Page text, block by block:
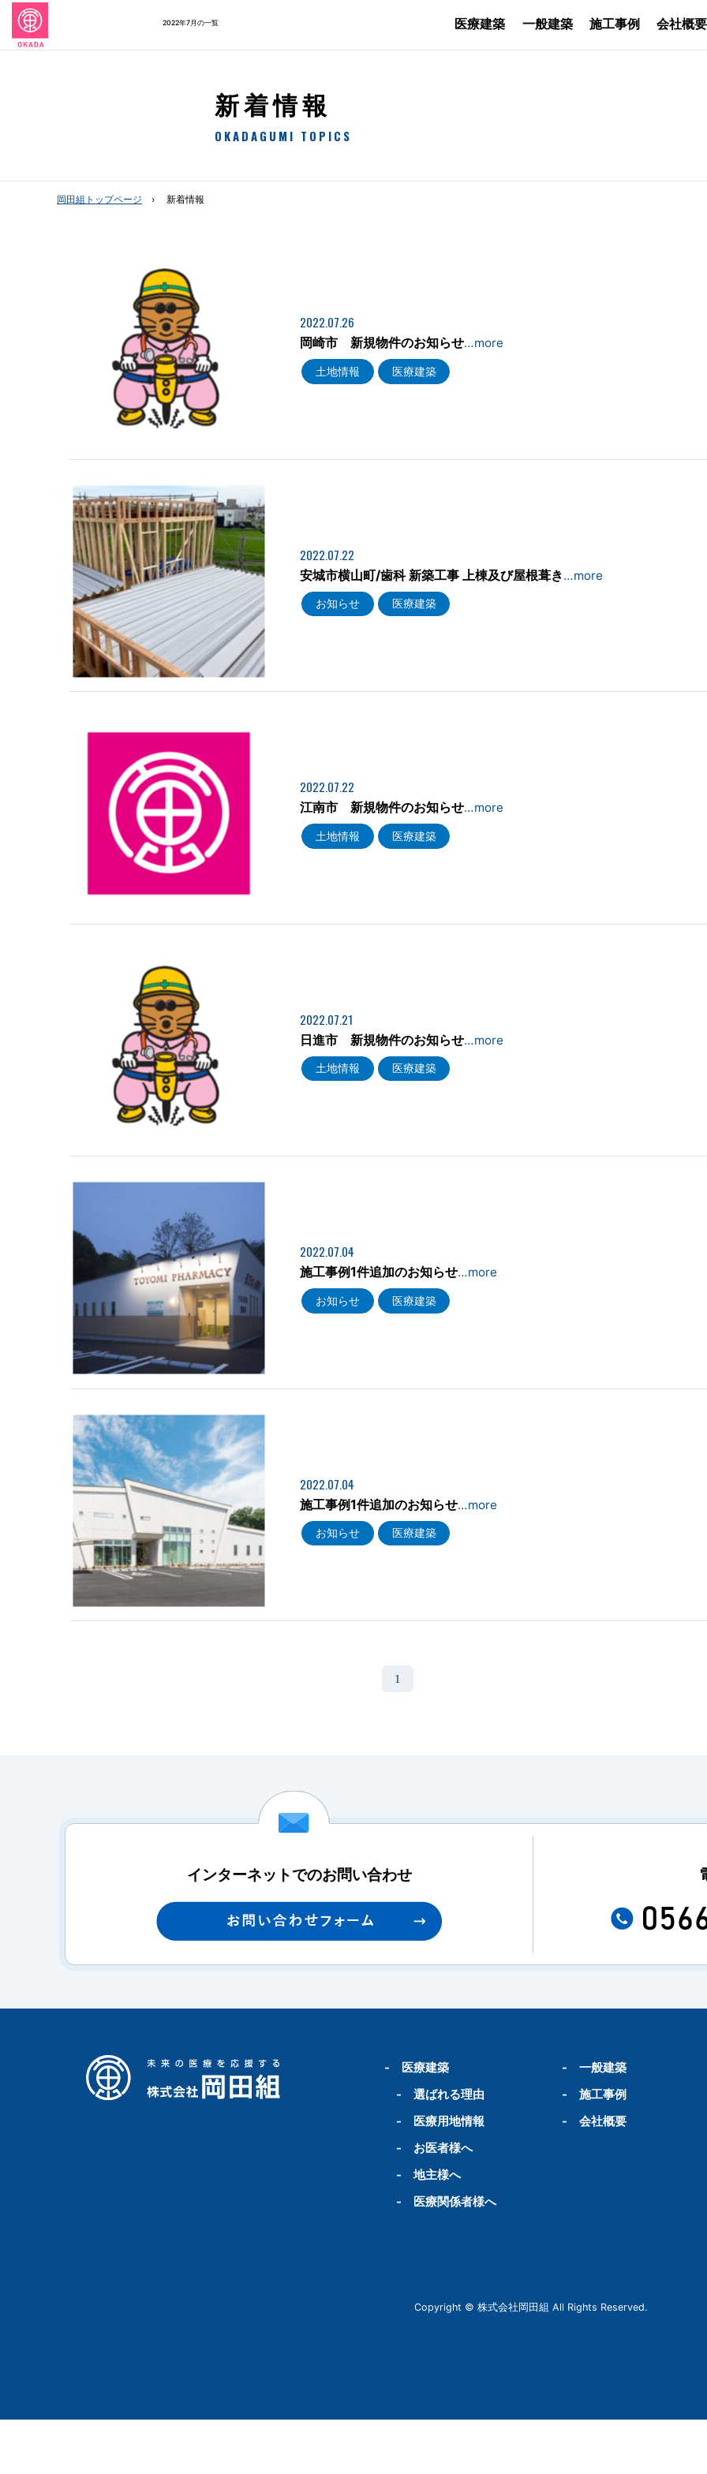
2022年7月の一覧 医療建築 一般建築 施工事例 会社概要
新着情報
OKADAGUMI TOPICS
岡田組トップページ 新着情報
2022.07.26
岡崎市 新規物件のお知らせ…more
土地情報 医療建築
2022.07.22
安城市横山町/歯科 新築工事 上棟及び屋根葺き…more
お知らせ 医療建築
2022.07.22
江南市 新規物件のお知らせ…more
土地情報 医療建築
2022.07.21
日進市 新規物件のお知らせ…more
土地情報 医療建築
2022.07.04
施工事例1件追加のお知らせ…more
お知らせ 医療建築
2022.07.04
施工事例1件追加のお知らせ…more
お知らせ 医療建築
1
インターネットでのお問い合わせ
-
医療建築
- 選ばれる理由
-
医療用地情報
- お医者様へ
-地主様へ
-
医療関係者様へ
- 一般建築
- 施工事例
- 会社概要
Copyright © 株式会社岡田組 All Rights Reserved.